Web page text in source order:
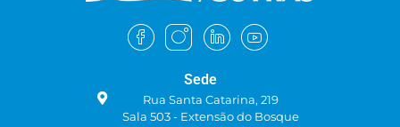
Sede
Rua Santa Catarina, 219
Sala 503 - Extensão do Bosque